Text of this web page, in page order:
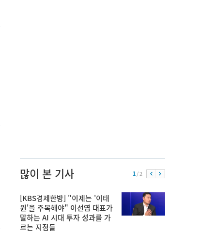
많이 본 기사 1/ 2
[KBS경제한방] "이제는 '이태
원'을 주목해야" 이선엽 대표가
말하는 AI 시대 투자 성과를 가
르는 지점들